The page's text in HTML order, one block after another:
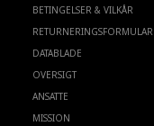
BETINGELSER & VILKÅR
RETURNERINGSFORMULAR
DATABLADE
OVERSIGT
ANSATTE
MISSION